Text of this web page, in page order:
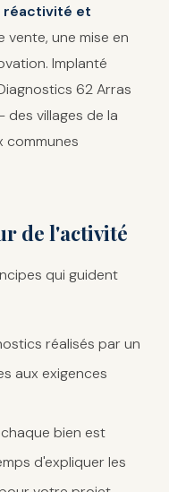
réactivité et
vente, une mise en
Implanté
62 Arras
villages de la
communes
de l'activité
qui guident
réalisés par un
aux exigences
bien est
d'expliquer les